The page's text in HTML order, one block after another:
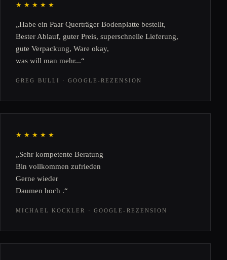
★★★★★
„Habe ein Paar Querträger Bodenplatte bestellt,
Bester Ablauf, guter Preis, superschnelle Lieferung,
gute Verpackung, Ware okay,
was will man mehr...“
GREG BULLI · GOOGLE-REZENSION
★★★★★
„Sehr kompetente Beratung
Bin vollkommen zufrieden
Gerne wieder
Daumen hoch .“
MICHAEL KOCKLER · GOOGLE-REZENSION